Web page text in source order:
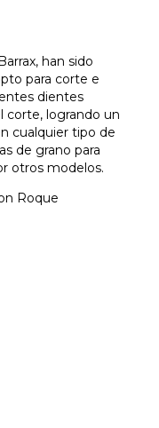
han sido
para corte e
dientes
corte, logrando un
cualquier tipo de
de grano para
otros modelos.
Roque